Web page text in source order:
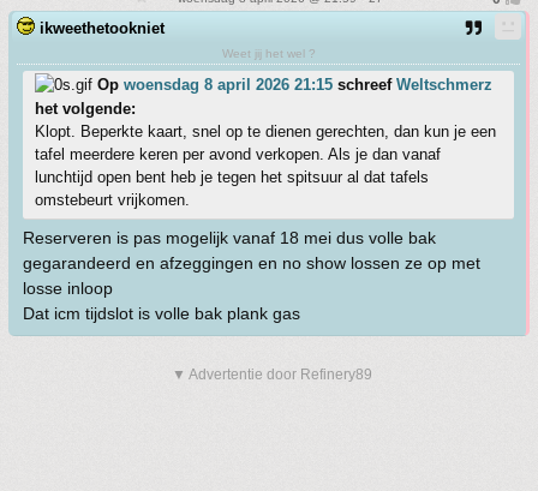
ikweethetookniet
Weet jij het wel ?
Op woensdag 8 april 2026 21:15 schreef Weltschmerz
het volgende:
Klopt. Beperkte kaart, snel op te dienen gerechten, dan kun je een
tafel meerdere keren per avond verkopen. Als je dan vanaf
lunchtijd open bent heb je tegen het spitsuur al dat tafels
omstebeurt vrijkomen.
Reserveren is pas mogelijk vanaf 18 mei dus volle bak
gegarandeerd en afzeggingen en no show lossen ze op met
losse inloop
Dat icm tijdslot is volle bak plank gas
▼ Advertentie door Refinery89